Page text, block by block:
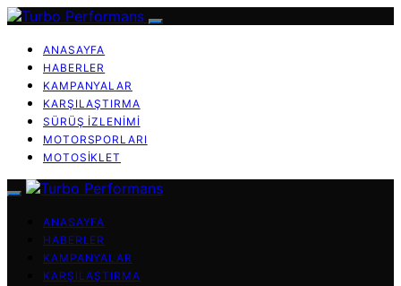
ANASAYFA
HABERLER
KAMPANYALAR
KARŞILAŞTIRMA
SÜRÜŞ İZLENIMI
MOTORSPORLARI
MOTOSIKLET
ANASAYFA
HABERLER
KAMPANYALAR
KARŞILAŞTIRMA